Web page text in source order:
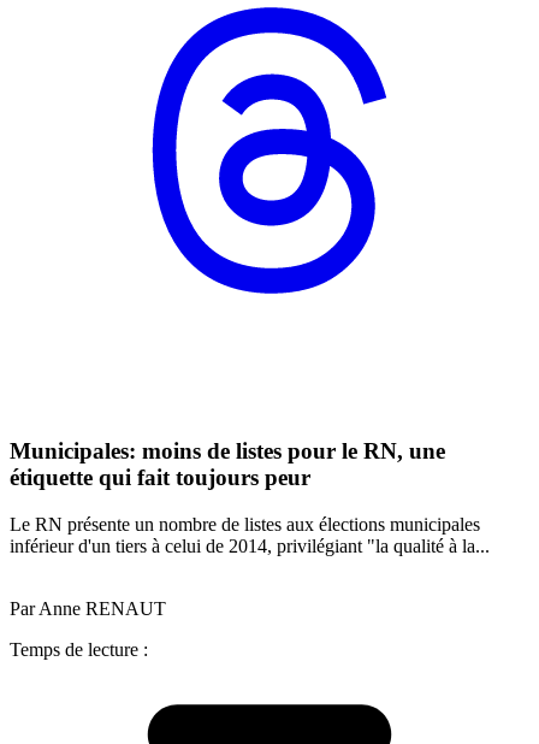
Municipales: moins de listes pour le RN, une
étiquette qui fait toujours peur
Le RN présente un nombre de listes aux élections municipales
inférieur d'un tiers à celui de 2014, privilégiant "la qualité à la...
Par Anne RENAUT
Temps de lecture :